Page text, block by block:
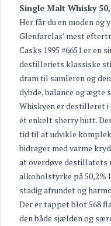
Single Malt Whisky
Her får du en moden og
Glenfarclas’ mest
Casks 1995 #6651 er en
destilleriets klassiske
dram til samleren og
dybde, balance og ægte
Whiskyen er destilleret i
ét enkelt sherry butt.
tid til at udvikle
bidrager med varme
at overdøve destillatets
alkoholstyrke på 50,2%
stadig afrundet og
Der er tappet blot 568
den både sjælden og